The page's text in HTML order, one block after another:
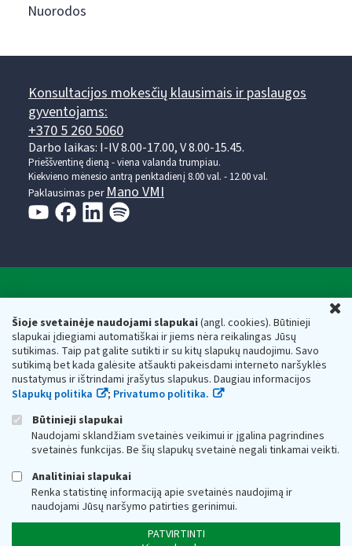
Šioje svetainėje naudojami slapukai(angl. cookies). Būtinieji
slapukai įdiegiami automatiškai ir jiems nėra reikalingas Jūsų
sutikimas. Taip pat galite sutikti ir su kitų slapukų naudojimu. Savo
sutikimą bet kada galėsite atšaukti pakeisdami interneto naršyklės
nustatymus ir ištrindami įrašytus slapukus. Daugiau informacijos
Slapukų politika
; Privatumo politika.
Būtinieji slapukai
Naudojami sklandžiam svetainės veikimui ir įgalina pagrindines
svetainės funkcijas. Be šių slapukų svetainė negali tinkamai veikti.
Analitiniai slapukai
Renka statistinę informaciją apie svetainės naudojimą ir
naudojami Jūsų naršymo patirties gerinimui.
PATVIRTINTI
Nuorodos
Konsultacijos mokesčių klausimais ir paslaugos
gyventojams:
+370 5 260 5060
Darbo laikas: I-IV 8.00-17.00, V 8.00-15.45.
Prieššventinę dieną - viena valanda trumpiau.
Kiekvieno mėnesio antrą penktadienį 8.00 val. - 12.00 val.
Paklausimas per Mano VMI
Respublikos finansų ministerijos
Biudžetinė įstaiga. Juridinio asmens kodas — 188659752,
adresas: Vasario 16-osios g. 14, 01107 Vilnius, Lietuva, el.paštas:
vmi@vmi.lt, E. pristatymo dėžutės adresas 188659752
Duomenys apie Valstybinę mokesčių inspekciją prie Lietuvos
Respublikos finansų ministerijos kaupiami ir saugomi Juridinių